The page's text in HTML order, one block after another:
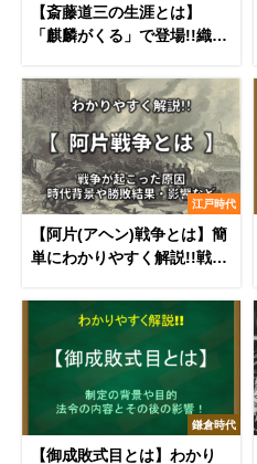
【斎藤道三の生涯とは】
「麒麟がくる」で登場!!織田
紹介！
江戸時代
【阿片(アヘン)戦争とは】簡
単にわかりやすく解説!!戦争
鎌倉時代
【御成敗式目とは】わかり